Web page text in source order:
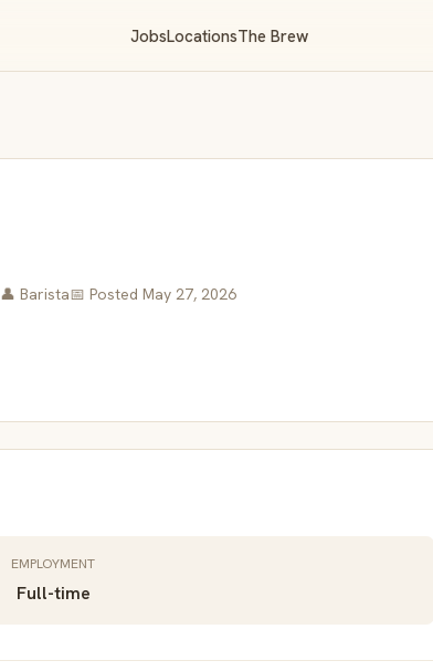
JobsLocationsThe Brew
👤 Barista📅 Posted May 27, 2026
EMPLOYMENT
Full-time